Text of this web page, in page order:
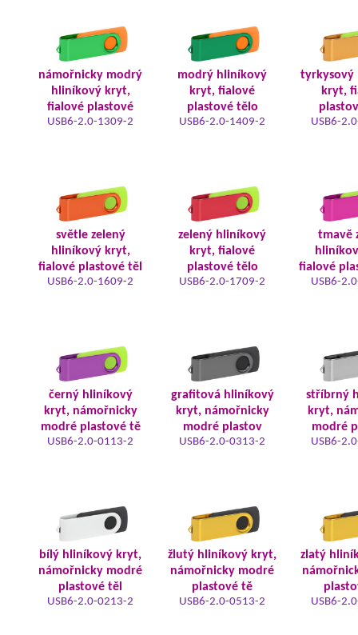
námořnicky modrý
hliníkový kryt,
fialové plastové
USB6-2.0-1309-2
modrý hliníkový
kryt, fialové
plastové tělo
USB6-2.0-1409-2
tyrkysový
kryt,
USB6-
světle zelený
hliníkový kryt,
fialové plastové těl
USB6-2.0-1609-2
zelený hliníkový
kryt, fialové
plastové tělo
USB6-2.0-1709-2
tmavě
fialové
USB6-
černý hliníkový
kryt, námořnicky
modré plastové tě
USB6-2.0-0113-2
grafitová hliníkový
kryt, námořnicky
modré plastov
USB6-2.0-0313-2
stříbrný
kryt,
modré
USB6-
bílý hliníkový kryt,
námořnicky modré
plastové těl
USB6-2.0-0213-2
žlutý hliníkový kryt,
námořnicky modré
plastové tě
USB6-2.0-0513-2
zlatý
USB6-